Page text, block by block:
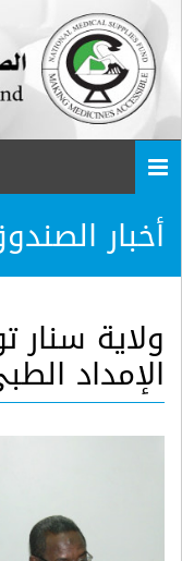
أخبار
ولاية سنار
الإمداد